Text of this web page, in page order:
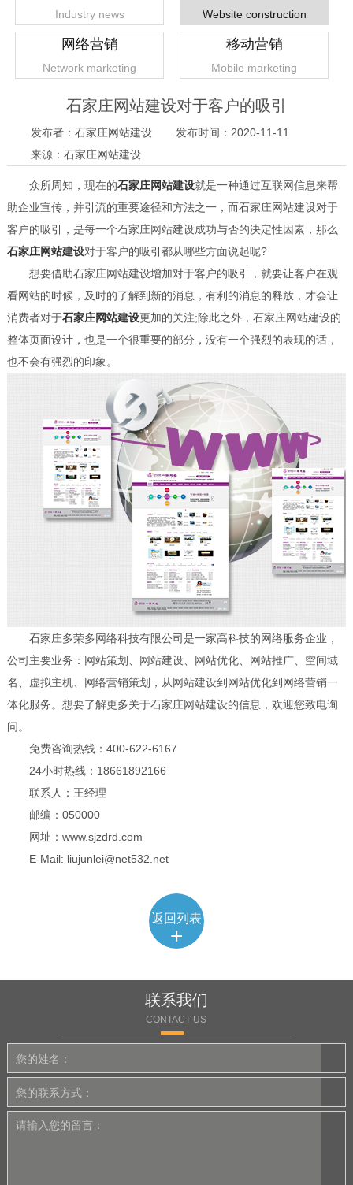
3 4
Industry news Website construction
网络营销
Network marketing
移动营销
Mobile marketing
石家庄网站建设对于客户的吸引
发布者：石家庄网站建设
发布时间：2020-11-11
来源：石家庄网站建设
众所周知，现在的石家庄网站建设就是一种通过互联网信息来帮
助企业宣传，并引流的重要途径和方法之一，而石家庄网站建设对于
客户的吸引，是每一个石家庄网站建设成功与否的决定性因素，那么
石家庄网站建设对于客户的吸引都从哪些方面说起呢?
想要借助石家庄网站建设增加对于客户的吸引，就要让客户在观
看网站的时候，及时的了解到新的消息，有利的消息的释放，才会让
消费者对于石家庄网站建设更加的关注;除此之外，石家庄网站建设的
整体页面设计，也是一个很重要的部分，没有一个强烈的表现的话，
也不会有强烈的印象。
石家庄多荣多网络科技有限公司是一家高科技的网络服务企业，
公司主要业务：网站策划、网站建设、网站优化、网站推广、空间域
名、虚拟主机、网络营销策划，从网站建设到网站优化到网络营销一
体化服务。想要了解更多关于石家庄网站建设的信息，欢迎您致电询
问。
免费咨询热线：400-622-6167
24小时热线：18661892166
联系人：王经理
邮编：050000
网址：www.sjzdrd.com
E-Mail: liujunlei@net532.net
返回列表
+
联系我们
CONTACT US